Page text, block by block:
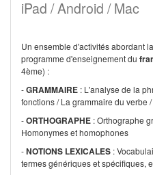
iPad / Android / Mac
Un ensemble d'activités abordant
programme d'enseignement du
4ème) :
-GRAMMAIRE : L'analyse de la
fonctions / La grammaire du verbe
-ORTHOGRAPHE : Orthographe
Homonymes et homophones
-NOTIONS LEXICALES :
termes génériques et spécifiques,